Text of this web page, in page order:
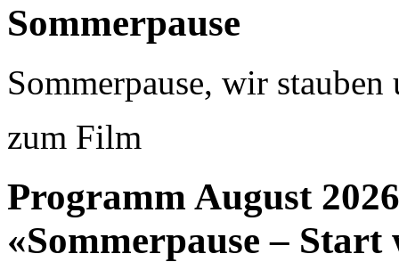
Sommerpause
Sommerpause, wir
zum Film
Programm August 2026
«Sommerpause – Start